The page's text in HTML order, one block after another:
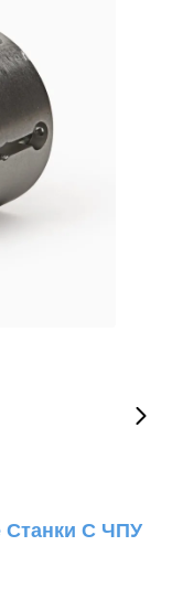
Станки С ЧПУ